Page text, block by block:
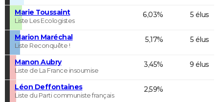
Marie Toussaint
Liste Les Ecologistes
6,03% 5 élus
Marion Maréchal
Liste Reconquête !
5,17% 5 élus
Manon Aubry
Liste de La France insoumise
3,45% 9 élus
Léon Deffontaines
Liste du Parti communiste français
2,59%